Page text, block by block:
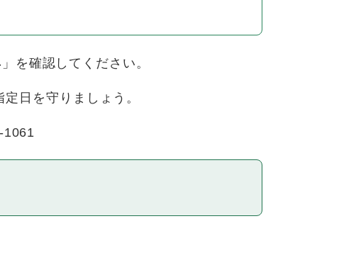
」を確認してください。
日を守りましょう。